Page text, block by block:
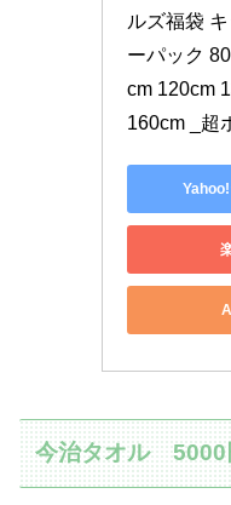
ルズ福袋
ーパック
cm 120cm
160cm _超
今治タオル 5000